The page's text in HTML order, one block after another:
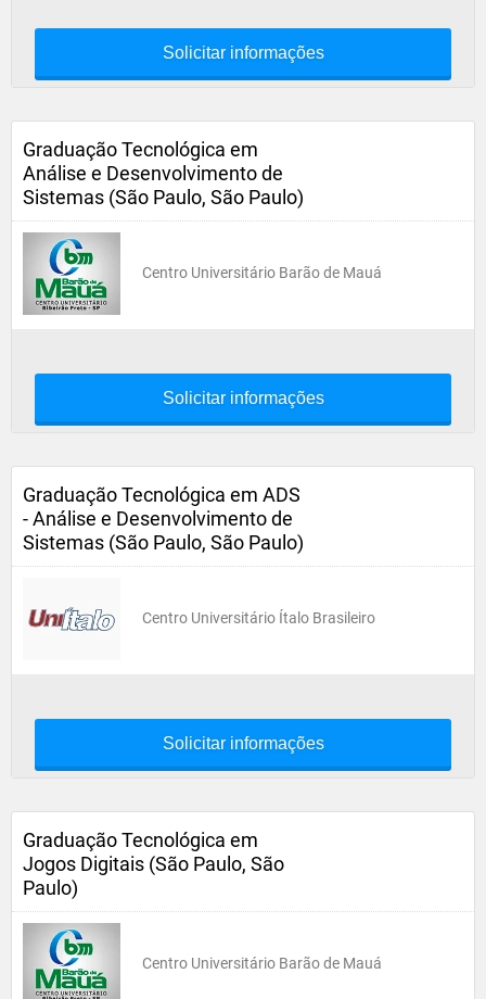
Solicitar informações
Graduação Tecnológica em
Análise e Desenvolvimento de
Sistemas (São Paulo, São Paulo)
Centro Universitário Barão de Mauá
Solicitar informações
Graduação Tecnológica em ADS
- Análise e Desenvolvimento de
Sistemas (São Paulo, São Paulo)
Centro Universitário Ítalo Brasileiro
Solicitar informações
Graduação Tecnológica em
Jogos Digitais (São Paulo, São
Paulo)
Centro Universitário Barão de Mauá